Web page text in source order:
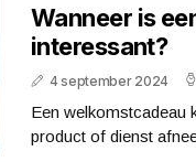
Wanneer is
interessant?
4 september 2024
Een welkomstcadeau
product of dienst